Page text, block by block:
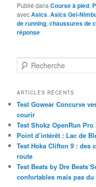
Publié dansCourse à pied,
avecAsics,Asics Gel-
de running,chaussures de
réponse
e
h
r
c
h
e
ARTICLES RÉCENTS
Test Gowear Concurve
courir
Test Shokz OpenRun
Point d’intérêt : Lac de
Test Hoka Clifton 9 : des
route
Test Beats by Dre Beats
confortables mais pas